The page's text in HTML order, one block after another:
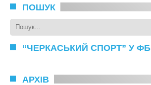
ПОШУК
“ЧЕРКАСЬКИЙ СПОРТ” У ФБ
АРХІВ